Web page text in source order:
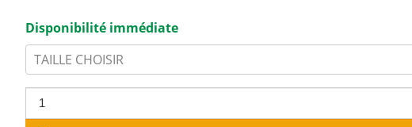
Disponibilité immédiate
TAILLE CHOISIR